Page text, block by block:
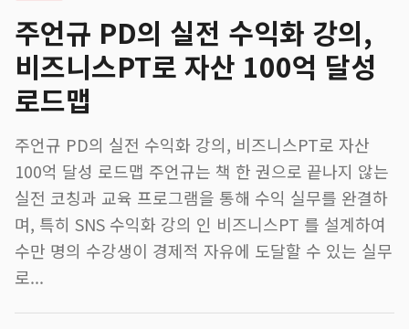
주언규 PD의 실전 수익화 강의,
비즈니스PT로 자산 100억 달성
로드맵
주언규 PD의 실전 수익화 강의, 비즈니스PT로 자산
100억 달성 로드맵 주언규는 책 한 권으로 끝나지 않는
실전 코칭과 교육 프로그램을 통해 수익 실무를 완결하
며, 특히 SNS 수익화 강의 인 비즈니스PT 를 설계하여
수만 명의 수강생이 경제적 자유에 도달할 수 있는 실무
로...